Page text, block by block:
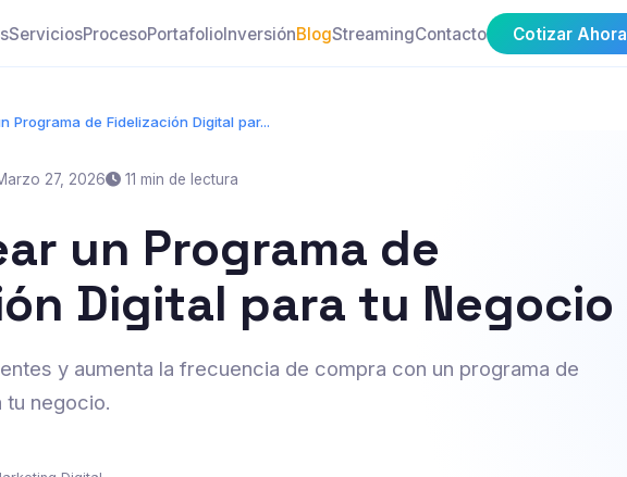
ServiciosProcesoPortafolioInversiónBlogStreamingContacto Cotizar Ahora
Programa de Fidelización Digital par...
27, 2026 11 min de lectura
un Programa de
Digital para tu Negocio
y aumenta la frecuencia de compra con un programa de
tu negocio.